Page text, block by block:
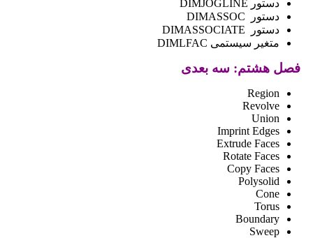
دستور DIMJOGLINE
دستور DIMASSOC
دستور DIMASSOCIATE
متغیر سیستمی DIMLFAC
فصل هشتم: سه بعدی
Region
Revolve
Union
Imprint Edges
Extrude Faces
Rotate Faces
Copy Faces
Polysolid
Cone
Torus
Boundary
Sweep